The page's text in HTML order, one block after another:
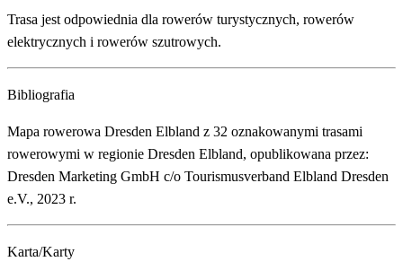
Trasa jest odpowiednia dla rowerów turystycznych, rowerów
elektrycznych i rowerów szutrowych.
Bibliografia
Mapa rowerowa Dresden Elbland z 32 oznakowanymi trasami
rowerowymi w regionie Dresden Elbland, opublikowana przez:
Dresden Marketing GmbH c/o Tourismusverband Elbland Dresden
e.V., 2023 r.
Karta/Karty